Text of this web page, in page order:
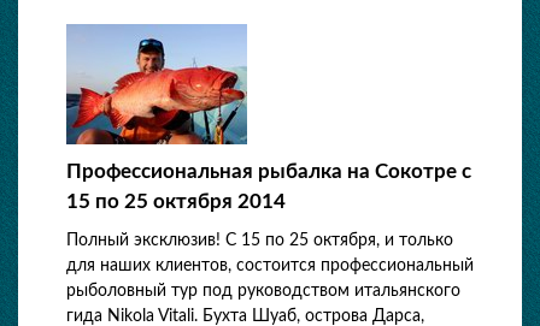
Профессиональная рыбалка на Сокотре с
15 по 25 октября 2014
Полный эксклюзив! С 15 по 25 октября, и только
для наших клиентов, состоится профессиональный
рыболовный тур под руководством итальянского
гида Nikola Vitali. Бухта Шуаб, острова Дарса,